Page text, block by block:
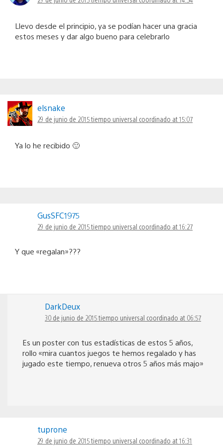
Llevo desde el principio, ya se podían hacer una gracia
estos meses y dar algo bueno para celebrarlo
elsnake
29 de junio de 2015 tiempo universal coordinado at 15:07
Ya lo he recibido 🙂
GusSFC1975
29 de junio de 2015 tiempo universal coordinado at 16:27
Y que «regalan»???
DarkDeux
30 de junio de 2015 tiempo universal coordinado at 06:57
Es un poster con tus estadísticas de estos 5 años,
rollo «mira cuantos juegos te hemos regalado y has
jugado este tiempo, renueva otros 5 años más majo»
tuprone
29 de junio de 2015 tiempo universal coordinado at 16:31